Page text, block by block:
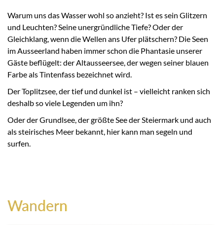
Warum uns das Wasser wohl so anzieht? Ist es sein Glitzern
und Leuchten? Seine unergründliche Tiefe? Oder der
Gleichklang, wenn die Wellen ans Ufer plätschern? Die Seen
im Ausseerland haben immer schon die Phantasie unserer
Gäste beflügelt: der Altausseersee, der wegen seiner blauen
Farbe als Tintenfass bezeichnet wird.
Der Toplitzsee, der tief und dunkel ist – vielleicht ranken sich
deshalb so viele Legenden um ihn?
Oder der Grundlsee, der größte See der Steiermark und auch
als steirisches Meer bekannt, hier kann man segeln und
surfen.
Wandern